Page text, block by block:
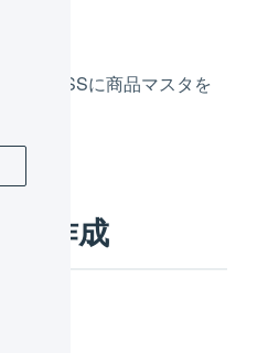
に商品マスタを
ます。
の作成